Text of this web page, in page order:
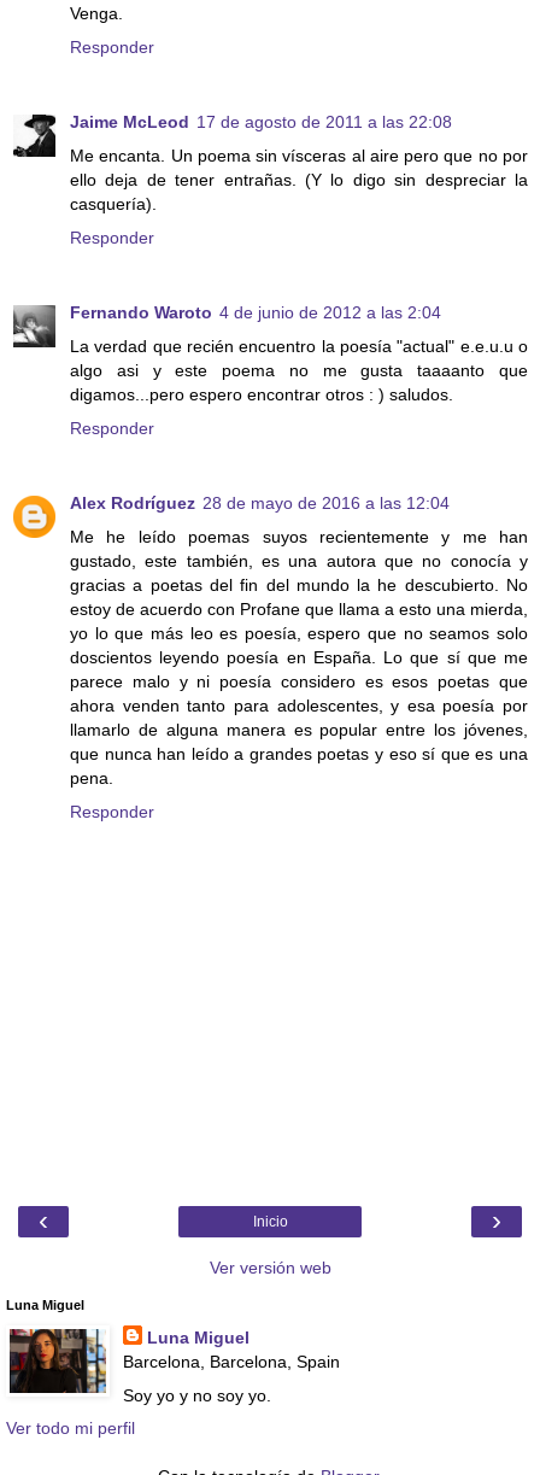
Venga.
Responder
Jaime McLeod 17 de agosto de 2011 a las 22:08
Me encanta. Un poema sin vísceras al aire pero que no por
ello deja de tener entrañas. (Y lo digo sin despreciar la
casquería).
Responder
Fernando Waroto 4 de junio de 2012 a las 2:04
La verdad que recién encuentro la poesía "actual" e.e.u.u o
algo asi y este poema no me gusta taaaanto que
digamos...pero espero encontrar otros : ) saludos.
Responder
Alex Rodríguez 28 de mayo de 2016 a las 12:04
Me he leído poemas suyos recientemente y me han
gustado, este también, es una autora que no conocía y
gracias a poetas del fin del mundo la he descubierto. No
estoy de acuerdo con Profane que llama a esto una mierda,
yo lo que más leo es poesía, espero que no seamos solo
doscientos leyendo poesía en España. Lo que sí que me
parece malo y ni poesía considero es esos poetas que
ahora venden tanto para adolescentes, y esa poesía por
llamarlo de alguna manera es popular entre los jóvenes,
que nunca han leído a grandes poetas y eso sí que es una
pena.
Responder
‹ ›
Inicio
Ver versión web
Luna Miguel
Luna Miguel
Barcelona, Barcelona, Spain
Soy yo y no soy yo.
Ver todo mi perfil